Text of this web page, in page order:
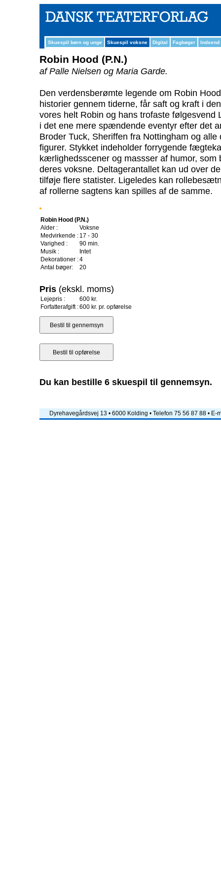
Skuespil børn og unge Skuespil voksne Digital Fagbøger Indsend
Robin Hood (P.N.)
af Palle Nielsen og Maria Garde.
Den verdensberømte legende om Robin
historier gennem tiderne, får saft og kraft i
vores helt Robin og hans trofaste følgesvend
i det ene mere spændende eventyr efter det
Broder Tuck, Sheriffen fra Nottingham og
figurer. Stykket indeholder forrygende
kærlighedsscener og massser af humor, som
deres voksne. Deltagerantallet kan ud over
tilføje flere statister. Ligeledes kan
af rollerne sagtens kan spilles af de samme.
Robin Hood (P.N.)
Alder :
Voksne
Medvirkende : 17 - 30
Varighed :
90 min.
Musik :
Intet
Dekorationer :4
Antal bøger:
20
Pris (ekskl. moms)
Lejepris :
600 kr.
Forfatterafgift :600 kr. pr. opførelse
Du kan bestille 6 skuespil til gennemsyn.
Dyrehavegårdsvej 13 • 6000 Kolding • Telefon 75 56 87 88 • E-